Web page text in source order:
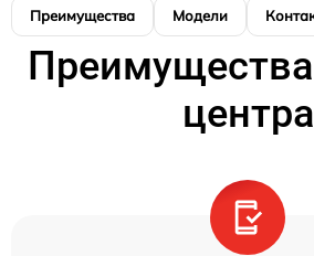
Преимущества Модели
центра